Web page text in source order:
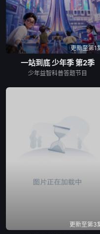
20240312
20240319
20240322
20240405
20240412
20240418
更新至第1
一站到底 少年季 第2季
少年益智科普答题节目
更新至第3